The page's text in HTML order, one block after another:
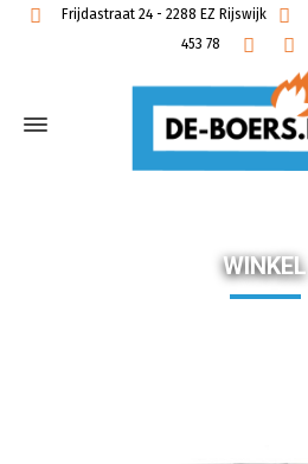
Frijdastraat 24 - 2288 EZ Rijswijk
453 78
WINKEL